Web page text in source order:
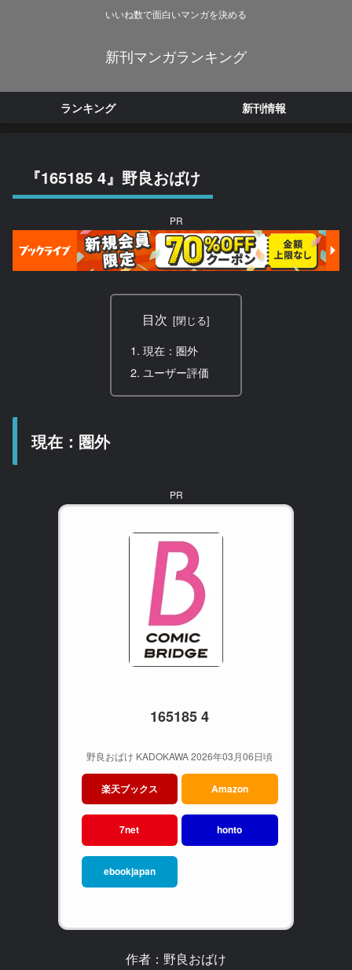
いいね数で面白いマンガを決める
新刊マンガランキング
ランキング 新刊情報
『165185 4』野良おばけ
PR
目次
現在：圏外
ユーザー評価
現在：圏外
PR
165185 4
野良おばけ KADOKAWA 2026年03月06日頃
楽天ブックス Amazon
7net honto
ebookjapan
作者：野良おばけ